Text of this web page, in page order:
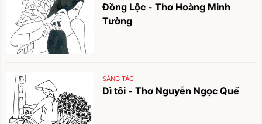
Đồng Lộc - Thơ Hoàng Minh
Tường
SÁNG TÁC
Dì tôi - Thơ Nguyễn Ngọc Quế